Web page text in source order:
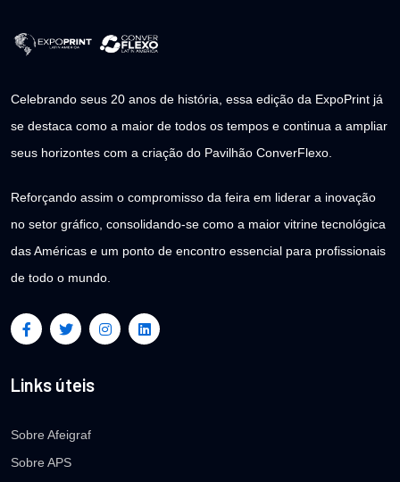
Celebrando seus 20 anos de história, essa edição da ExpoPrint já
se destaca como a maior de todos os tempos e continua a ampliar
seus horizontes com a criação do Pavilhão ConverFlexo.
Reforçando assim o compromisso da feira em liderar a inovação
no setor gráfico, consolidando-se como a maior vitrine tecnológica
das Américas e um ponto de encontro essencial para profissionais
de todo o mundo.
Links úteis
Sobre Afeigraf
Sobre APS